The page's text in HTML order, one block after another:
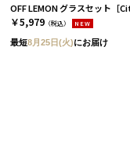
￥5,979 （税込） NEW
最短8月25日(火)にお届け